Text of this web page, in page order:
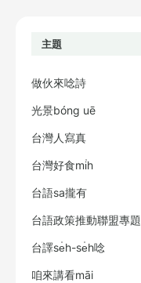
主題
做伙來唸詩
光景bóng uē
台灣人寫真
台灣好食mi̍h
台語sa攏有
台語政策推動聯盟專題
台譯se̍h-se̍h唸
咱來講看māi